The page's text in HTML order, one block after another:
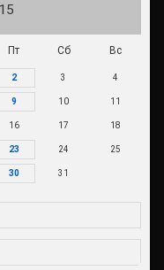
Пт Сб Вс
2 3 4
9 10 11
16 17 18
23 24 25
30 31